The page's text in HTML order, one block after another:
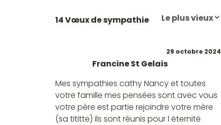
14 Vœux de sympathie
29 octobre 2024
Francine St Gelais
Mes sympathies cathy Nancy et toutes
votre famille mes pensées sont avec vous
votre père est partie rejoindre votre mère
(sa tititte) ils sont réunis pour l éternité